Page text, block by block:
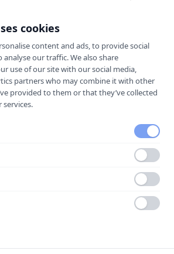
dig.
cookies
content and ads, to provide social
our traffic. We also share
use of our site with our social media,
partners who may combine it with other
provided to them or that they’ve collected